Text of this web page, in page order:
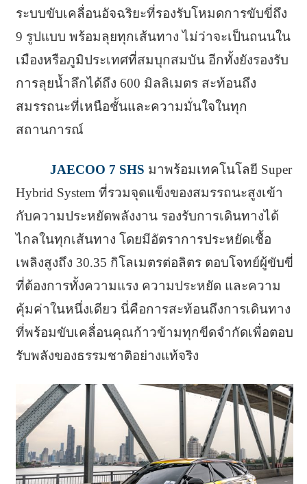
ระบบขับเคลื่อนอัจฉริยะที่รองรับโหมดการขับขี่ถึง
9 รูปแบบ พร้อมลุยทุกเส้นทาง ไม่ว่าจะเป็นถนนใน
เมืองหรือภูมิประเทศที่สมบุกสมบัน อีกทั้งยังรองรับ
การลุยน้ำลึกได้ถึง 600 มิลลิเมตร สะท้อนถึง
สมรรถนะที่เหนือชั้นและความมั่นใจในทุก
สถานการณ์
JAECOO 7 SHS มาพร้อมเทคโนโลยี Super
Hybrid System ที่รวมจุดแข็งของสมรรถนะสูงเข้า
กับความประหยัดพลังงาน รองรับการเดินทางได้
ไกลในทุกเส้นทาง โดยมีอัตราการประหยัดเชื้อ
เพลิงสูงถึง 30.35 กิโลเมตรต่อลิตร ตอบโจทย์ผู้ขับขี่
ที่ต้องการทั้งความแรง ความประหยัด และความ
คุ้มค่าในหนึ่งเดียว นี่คือการสะท้อนถึงการเดินทาง
ที่พร้อมขับเคลื่อนคุณก้าวข้ามทุกขีดจำกัดเพื่อตอบ
รับพลังของธรรมชาติอย่างแท้จริง